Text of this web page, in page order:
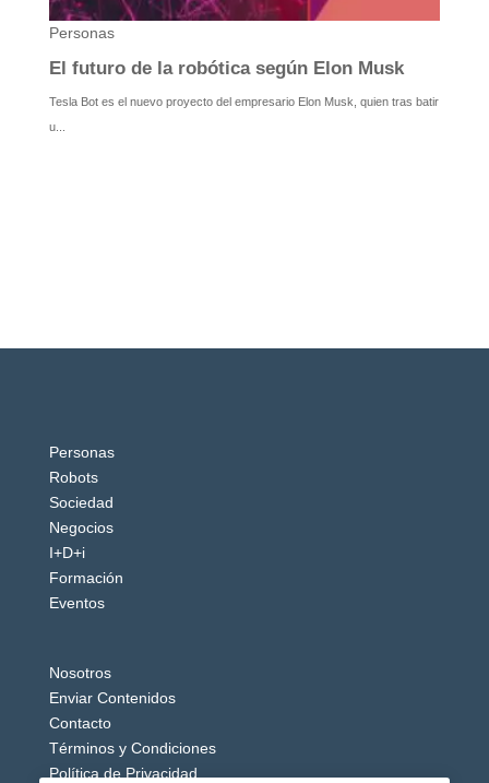
Personas
Robots
Sociedad
Negocios
I+D+i
Formación
Eventos
Nosotros
Enviar Contenidos
Contacto
Términos y Condiciones
Política de Privacidad